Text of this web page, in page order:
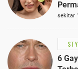
sekitar
6